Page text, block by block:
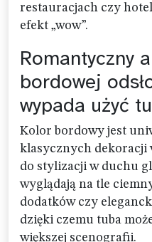
restauracjach czy
efekt „wow”.
Romantyczny
bordowej
wypada użyć
Kolor bordowy jest
klasycznych dekoracji
do stylizacji w duchu
wyglądają na tle
dodatków czy
dzięki czemu tuba
większej scenografii.